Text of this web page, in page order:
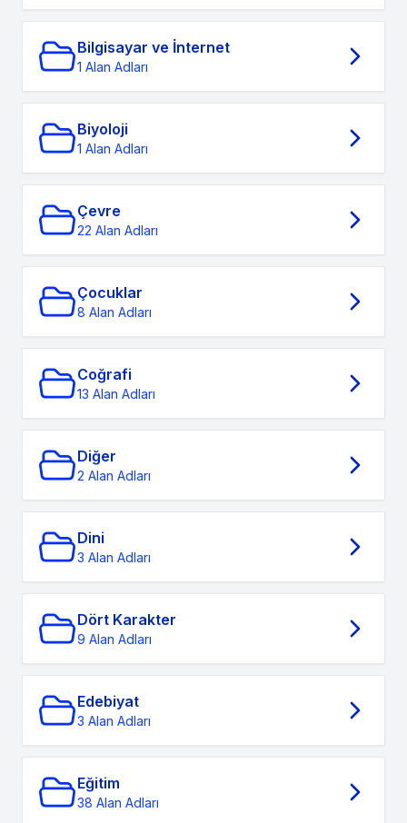
Bilgisayar ve İnternet
1 Alan Adları
Biyoloji
1 Alan Adları
Çevre
22 Alan Adları
Çocuklar
8 Alan Adları
Coğrafi
13 Alan Adları
Diğer
2 Alan Adları
Dini
3 Alan Adları
Dört Karakter
9 Alan Adları
Edebiyat
3 Alan Adları
Eğitim
38 Alan Adları